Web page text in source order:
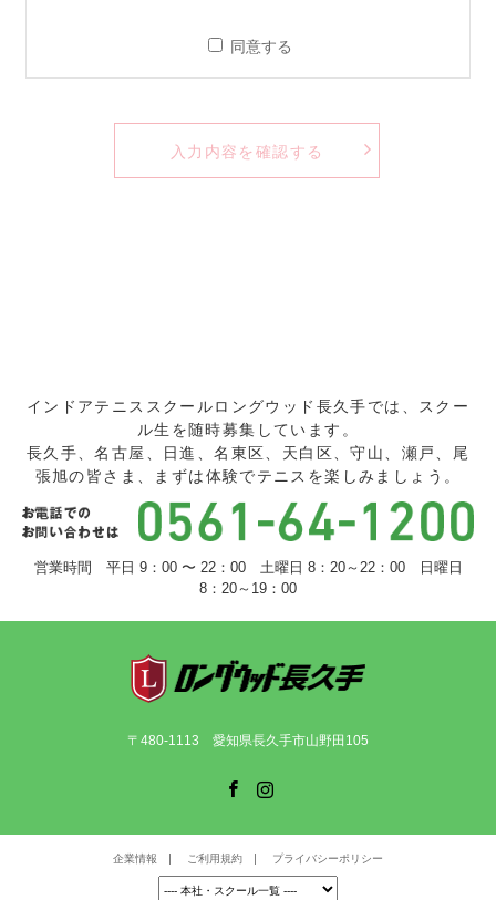
同意する
インドアテニススクールロングウッド長久手では、スクー
ル生を随時募集しています。
長久手、名古屋、日進、名東区、天白区、守山、瀬戸、尾
張旭の皆さま、まずは体験でテニスを楽しみましょう。
営業時間 平日 9：00 〜 22：00 土曜日 8：20～22：00 日曜日
8：20～19：00
〒480-1113 愛知県長久手市山野田105
企業情報 ご利用規約 プライバシーポリシー